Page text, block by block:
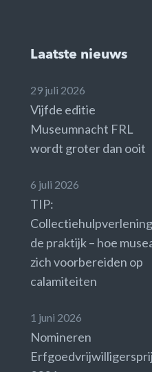
Laatste nieuws
29 juli 2026
Vijfde editie
Museumnacht FRL
wordt groter dan ooit
6 juli 2026
TIP:
de praktijk – hoe
zich voorbereiden op
calamiteiten
1 juni 2026
Nomineren